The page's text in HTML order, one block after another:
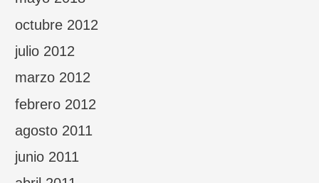
octubre 2012
julio 2012
marzo 2012
febrero 2012
agosto 2011
junio 2011